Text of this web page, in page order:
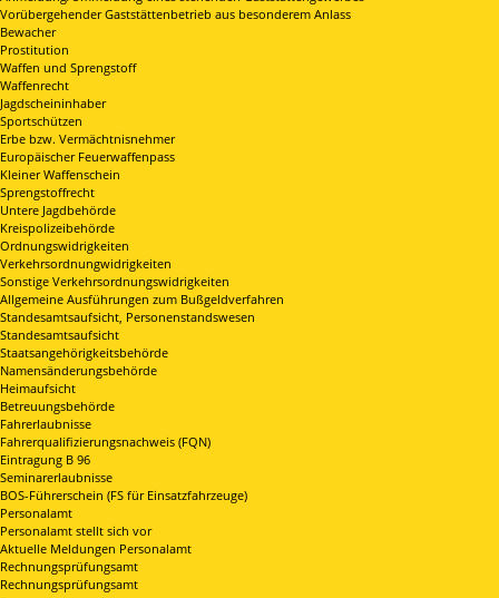
Vorübergehender Gaststättenbetrieb aus besonderem Anlass
Bewacher
Prostitution
Waffen und Sprengstoff
Waffenrecht
Jagdscheininhaber
Sportschützen
Erbe bzw. Vermächtnisnehmer
Europäischer Feuerwaffenpass
Kleiner Waffenschein
Sprengstoffrecht
Untere Jagdbehörde
Kreispolizeibehörde
Ordnungswidrigkeiten
Verkehrsordnungwidrigkeiten
Sonstige Verkehrsordnungswidrigkeiten
Allgemeine Ausführungen zum Bußgeldverfahren
Standesamtsaufsicht, Personenstandswesen
Standesamtsaufsicht
Staatsangehörigkeitsbehörde
Namensänderungsbehörde
Heimaufsicht
Betreuungsbehörde
Fahrerlaubnisse
Fahrerqualifizierungsnachweis (FQN)
Eintragung B 96
Seminarerlaubnisse
BOS-Führerschein (FS für Einsatzfahrzeuge)
Personalamt
Personalamt stellt sich vor
Aktuelle Meldungen Personalamt
Rechnungsprüfungsamt
Rechnungsprüfungsamt